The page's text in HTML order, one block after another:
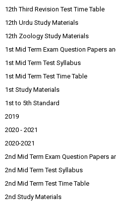
12th Third Revision Test Time Table
12th Urdu Study Materials
12th Zoology Study Materials
1st Mid Term Exam Question Papers
1st Mid Term Test Syllabus
1st Mid Term Test Time Table
1st Study Materials
1st to 5th Standard
2019
2020 - 2021
2020-2021
2nd Mid Term Exam Question Papers
2nd Mid Term Test Syllabus
2nd Mid Term Test Time Table
2nd Study Materials